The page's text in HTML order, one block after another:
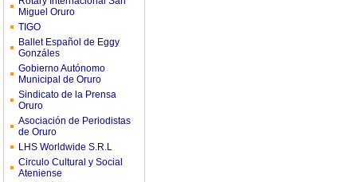
Miguel Oruro
TIGO
Ballet Español de Eggy
Gonzáles
Gobierno Autónomo
Municipal de Oruro
Sindicato de la Prensa
Oruro
Asociación de Periodistas
de Oruro
LHS Worldwide S.R.L
Circulo Cultural y Social
Ateniense